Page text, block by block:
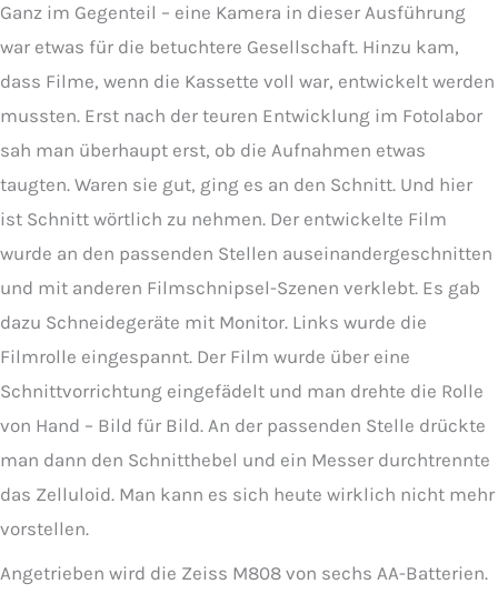
Ganz im Gegenteil – eine Kamera in dieser Ausführung
war etwas für die betuchtere Gesellschaft. Hinzu kam,
dass Filme, wenn die Kassette voll war, entwickelt werden
mussten. Erst nach der teuren Entwicklung im Fotolabor
sah man überhaupt erst, ob die Aufnahmen etwas
taugten. Waren sie gut, ging es an den Schnitt. Und hier
ist Schnitt wörtlich zu nehmen. Der entwickelte Film
wurde an den passenden Stellen auseinandergeschnitten
und mit anderen Filmschnipsel-Szenen verklebt. Es gab
dazu Schneidegeräte mit Monitor. Links wurde die
Filmrolle eingespannt. Der Film wurde über eine
Schnittvorrichtung eingefädelt und man drehte die Rolle
von Hand – Bild für Bild. An der passenden Stelle drückte
man dann den Schnitthebel und ein Messer durchtrennte
das Zelluloid. Man kann es sich heute wirklich nicht mehr
vorstellen.
Angetrieben wird die Zeiss M808 von sechs AA-Batterien.